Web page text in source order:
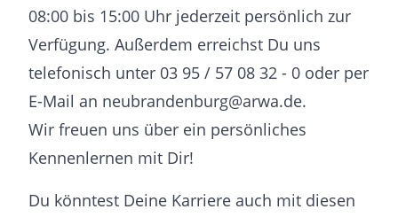
08:00 bis 15:00 Uhr jederzeit persönlich zur
Verfügung. Außerdem erreichst Du uns
telefonisch unter 03 95 / 57 08 32 - 0 oder per
E-Mail an neubrandenburg@arwa.de.
Wir freuen uns über ein persönliches
Kennenlernen mit Dir!
Du könntest Deine Karriere auch mit diesen